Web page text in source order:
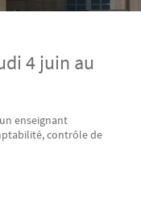
4 juin au
enseignant
contrôle de